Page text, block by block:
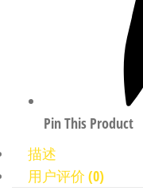
Pin This Product
描述
用户评价 (0)